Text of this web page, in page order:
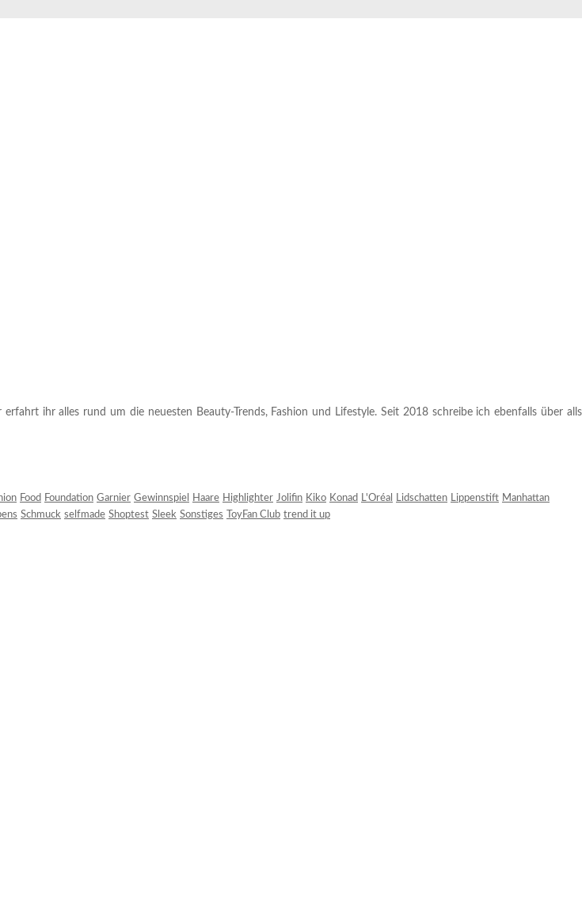
ihr alles rund um die neuesten Beauty-Trends, Fashion und Lifestyle. Seit 2018 schreibe ich ebenfalls über alls
Food Foundation Garnier Gewinnspiel Haare Highlighter Jolifin Kiko Konad L'Oréal Lidschatten Lippenstift Manhattan
Schmuck selfmade Shoptest Sleek Sonstiges ToyFan Club trend it up